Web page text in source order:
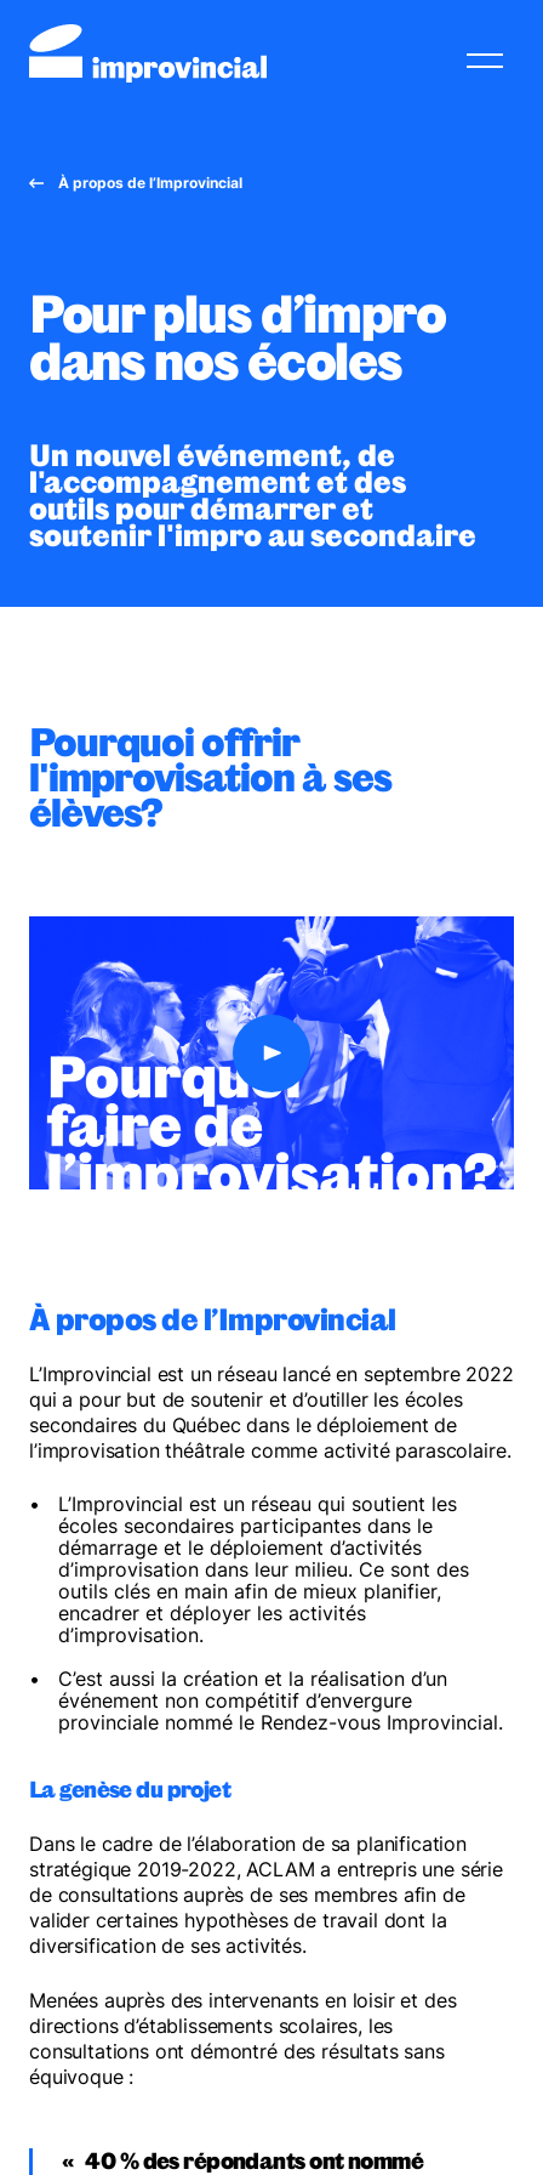
RESSOURCES
RENDEZ-VOUS IMPROVINCIAL
NOUS JOINDRE
Mélomanes
À propos de l’Improvincial
Pour plus d’impro
dans nos écoles
Un nouvel événement, de
l'accompagnement et des
outils pour démarrer et
soutenir l'impro au secondaire
Pourquoi offrir
l'improvisation à ses
élèves?
Voir la vidéo
À propos de l’Improvincial
L’Improvincial est un réseau lancé en septembre 2022
qui a pour but de soutenir et d’outiller les écoles
secondaires du Québec dans le déploiement de
l’improvisation théâtrale comme activité parascolaire.
L’Improvincial est un réseau qui soutient les
écoles secondaires participantes dans le
démarrage et le déploiement d’activités
d’improvisation dans leur milieu. Ce sont des
outils clés en main afin de mieux planifier,
encadrer et déployer les activités
d’improvisation.
C’est aussi la création et la réalisation d’un
événement non compétitif d’envergure
provinciale nommé le Rendez-vous Improvincial.
La genèse du projet
Dans le cadre de l’élaboration de sa planification
stratégique 2019-2022, ACLAM a entrepris une série
de consultations auprès de ses membres afin de
valider certaines hypothèses de travail dont la
diversification de ses activités.
Menées auprès des intervenants en loisir et des
directions d’établissements scolaires, les
consultations ont démontré des résultats sans
équivoque :
40 % des répondants ont nommé